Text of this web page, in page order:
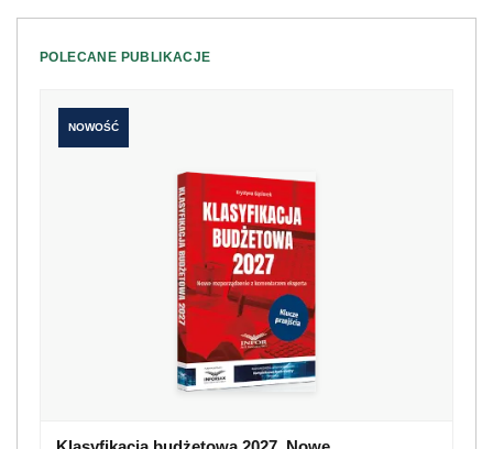
POLECANE PUBLIKACJE
NOWOŚĆ